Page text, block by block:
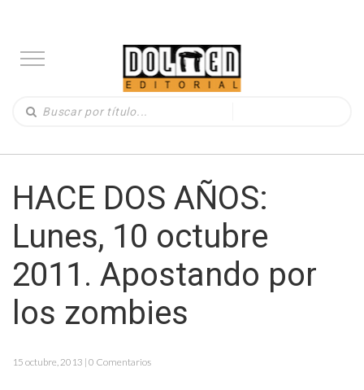
HACE DOS AÑOS:
Lunes, 10 octubre
2011. Apostando por
los zombies
15 octubre, 2013 | 0 Comentarios